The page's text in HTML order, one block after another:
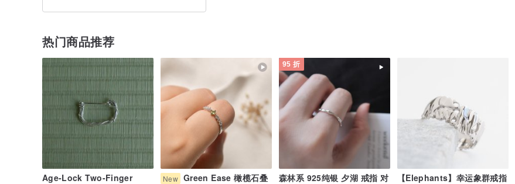
热门商品推荐
Age-Lock Two-Finger
New Green Ease 橄榄石叠
95 折
森林系 925纯银 夕湖 戒指 对
【Elephants】幸运象群戒指